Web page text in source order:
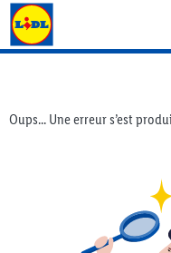
Lidl Flyer
Oups... Une erreur s’est